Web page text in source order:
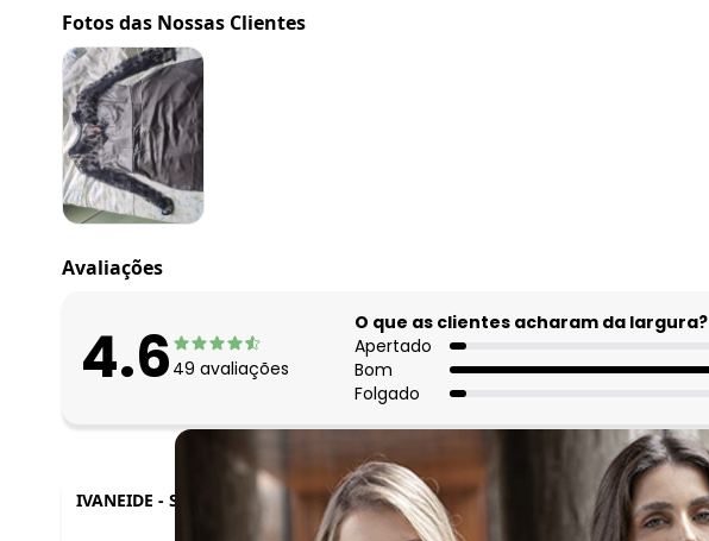
agosto/2026
julho/2026
junho/2026
maio/2026
abril/2026
março/2026
fevereiro/2026
Fotos das Nossas Clientes
Avaliações
4.6 49 avaliações
O que as clientes acharam da largura?
Apertado
Bom
Folgado
IVANEIDE - SAO PAULO - SP